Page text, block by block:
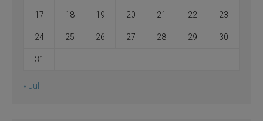
17 18 19 20 21 22 23
24 25 26 27 28 29 30
31
« Jul